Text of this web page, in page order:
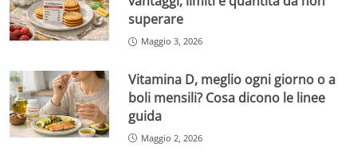
superare
Maggio 3, 2026
Vitamina D, meglio ogni giorno o a
boli mensili? Cosa dicono le linee
guida
Maggio 2, 2026